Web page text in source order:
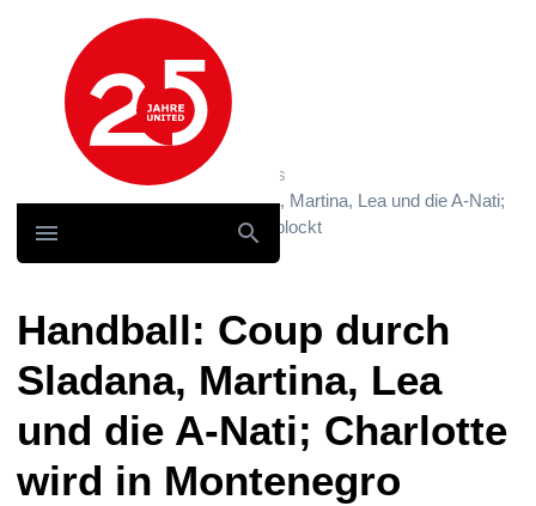
Hauptnavigation
News und Storys / News
Handball: Coup durch Sladana, Martina, Lea und die A-Nati;
Charlotte wird in Montenegro geblockt
Handball: Coup durch
Sladana, Martina, Lea
und die A-Nati; Charlotte
wird in Montenegro